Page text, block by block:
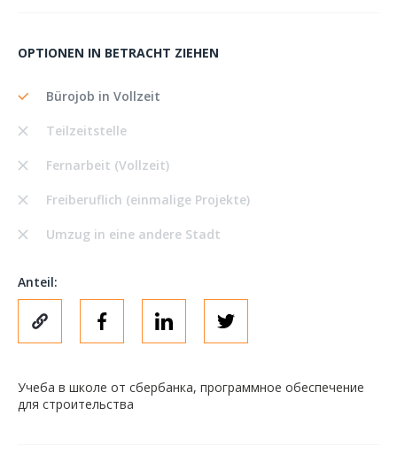
OPTIONEN IN BETRACHT ZIEHEN
Bürojob in Vollzeit
Teilzeitstelle
Fernarbeit (Vollzeit)
Freiberuflich (einmalige Projekte)
Umzug in eine andere Stadt
Anteil:
Учеба в школе от сбербанка, программное обеспечение
для строительства